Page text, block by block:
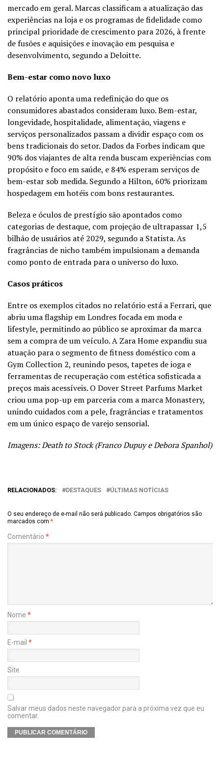
mercado em geral. Marcas classificam a atualização das
experiências na loja e os programas de fidelidade como
principal prioridade de crescimento para 2026, à frente
de fusões e aquisições e inovação em pesquisa e
desenvolvimento, segundo a Deloitte.
Bem-estar como novo luxo
O relatório aponta uma redefinição do que os
consumidores abastados consideram luxo. Bem-estar,
longevidade, hospitalidade, alimentação, viagens e
serviços personalizados passam a dividir espaço com os
bens tradicionais do setor. Dados da Forbes indicam que
90% dos viajantes de alta renda buscam experiências com
propósito e foco em saúde, e 84% esperam serviços de
bem-estar sob medida. Segundo a Hilton, 60% priorizam
hospedagem em hotéis com bons restaurantes.
Beleza e óculos de prestígio são apontados como
categorias de destaque, com projeção de ultrapassar 1,5
bilhão de usuários até 2029, segundo a Statista. As
fragrâncias de nicho também impulsionam a demanda
como ponto de entrada para o universo do luxo.
Casos práticos
Entre os exemplos citados no relatório está a Ferrari, que
abriu uma flagship em Londres focada em moda e
lifestyle, permitindo ao público se aproximar da marca
sem a compra de um veículo. A Zara Home expandiu sua
atuação para o segmento de fitness doméstico com a
Gym Collection 2, reunindo pesos, tapetes de ioga e
ferramentas de recuperação com estética sofisticada a
preços mais acessíveis. O Dover Street Parfums Market
criou uma pop-up em parceria com a marca Monastery,
unindo cuidados com a pele, fragrâncias e tratamentos
em um único espaço de varejo sensorial.
Imagens: Death to Stock (Franco Dupuy e Debora Spanhol)
RELACIONADOS: DESTAQUES ÚLTIMAS NOTÍCIAS
O seu endereço de e-mail não será publicado. Campos obrigatórios são
marcados com *
Comentário *
Nome *
E-mail *
Site
Salvar meus dados neste navegador para a próxima vez que eu
comentar.